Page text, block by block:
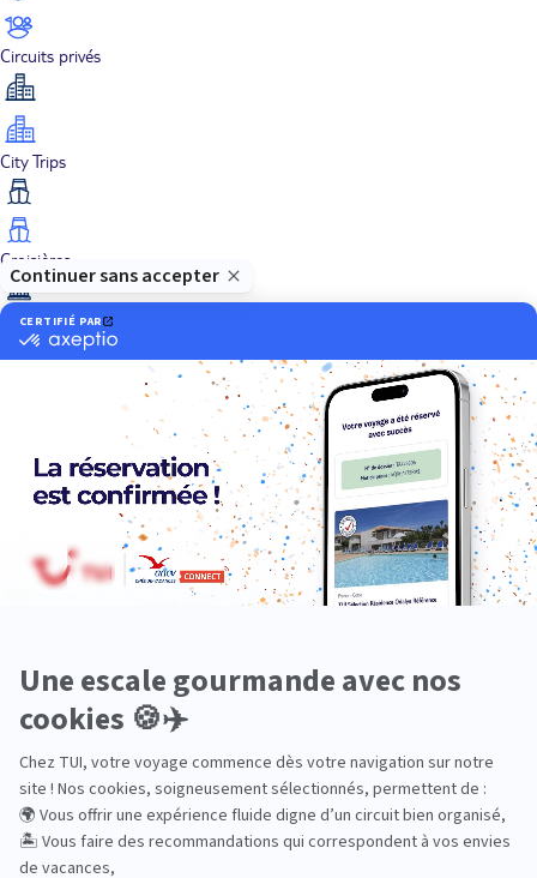
Circuits privés
City Trips
Croisières
Culture
Dans les îles
Découverte
En famille
En solo